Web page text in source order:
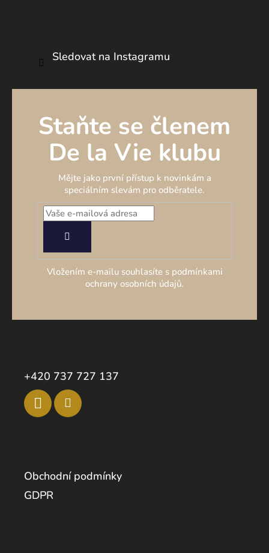
Sledovat na Instagramu
Staňte se členem
De la Vie klubu
Mějte jako první přístup k novinkám a
speciálním slevám pro odběratele.
SE
Vložením e-mailu souhlasíte s podmínkami
ochrany osobních údajů.
+420 737 727 137
Obchodní podmínky
GDPR